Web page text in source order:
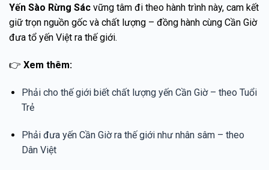
Yến Sào Rừng Sác vững tâm đi theo hành trình này, cam kết
giữ trọn nguồn gốc và chất lượng – đồng hành cùng Cần Giờ
đưa tổ yến Việt ra thế giới.
👉 Xem thêm:
Phải cho thế giới biết chất lượng yến Cần Giờ – theo Tuổi
Trẻ
Phải đưa yến Cần Giờ ra thế giới như nhân sâm – theo
Dân Việt